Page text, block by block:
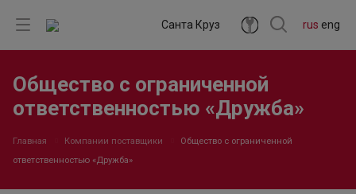
rus eng
Санта Круз
Общество с ограниченной
ответственностью «Дружба»
Главная Компании поставщики
Общество с ограниченной
ответственностью «Дружба»